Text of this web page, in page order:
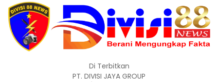
Di Terbitkan
PT. DIVISI JAYA GROUP